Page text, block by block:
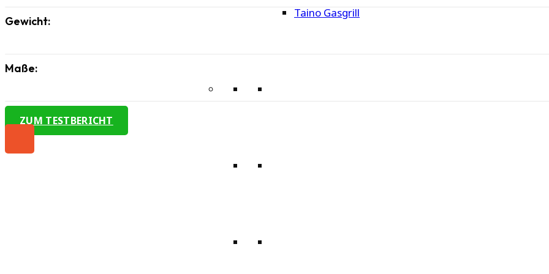
Taino Gasgrill
Gewicht:
Maße:
ZUM TESTBERICHT